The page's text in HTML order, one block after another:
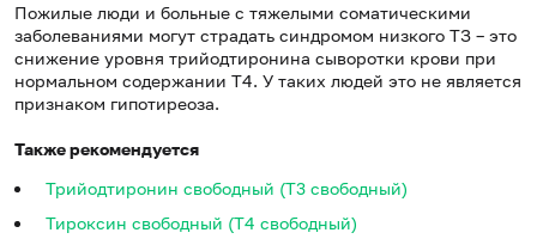
Пожилые люди и больные с тяжелыми соматичес­кими
заболеваниями могут страдать синдромом низкого ТЗ – это
сниже­ние уровня трийодтиронина сыворотки крови при
нормальном содержании Т4. У таких людей это не является
признаком гипотиреоза.
Также рекомендуется
Трийодтиронин свободный (Т3 свободный)
Тироксин свободный (Т4 свободный)